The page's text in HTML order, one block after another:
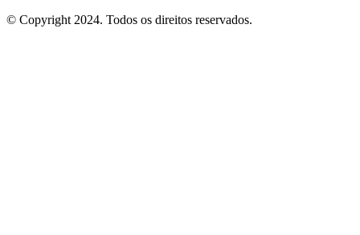
© Copyright 2024. Todos os direitos reservados.